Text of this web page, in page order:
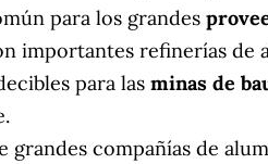
para los grandes
importantes refinerías
para las minas de
grandes compañías de